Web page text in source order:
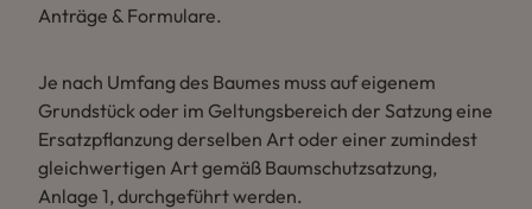
Anträge & Formulare.
Je nach Umfang des Baumes muss auf eigenem
Grundstück oder im Geltungsbereich der Satzung eine
Ersatzpflanzung derselben Art oder einer zumindest
gleichwertigen Art gemäß Baumschutzsatzung,
Anlage 1, durchgeführt werden.